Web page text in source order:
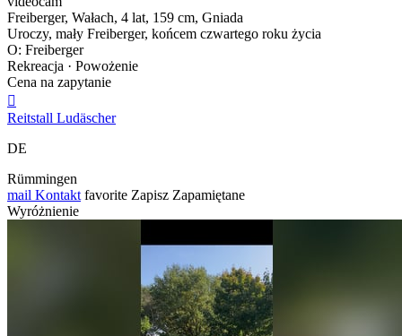
Freiberger, Wałach, 4 lat, 159 cm, Gniada
Uroczy, mały Freiberger, końcem czwartego roku życia
O: Freiberger
Rekreacja · Powożenie
Cena na zapytanie

Reitstall Ludäscher
DE
Rümmingen
mail Kontakt favorite Zapisz Zapamiętane
Wyróżnienie